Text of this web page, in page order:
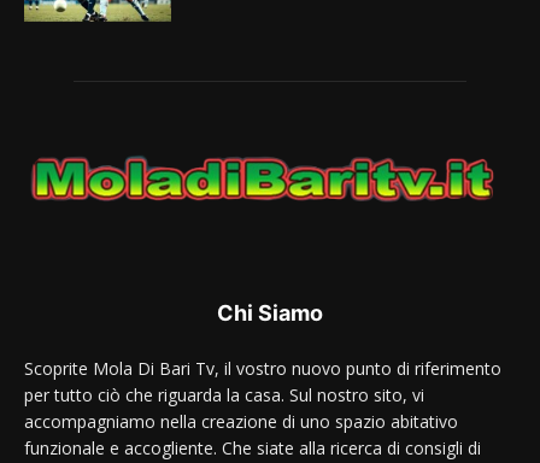
Chi Siamo
Scoprite Mola Di Bari Tv, il vostro nuovo punto di riferimento
per tutto ciò che riguarda la casa. Sul nostro sito, vi
accompagniamo nella creazione di uno spazio abitativo
funzionale e accogliente. Che siate alla ricerca di consigli di